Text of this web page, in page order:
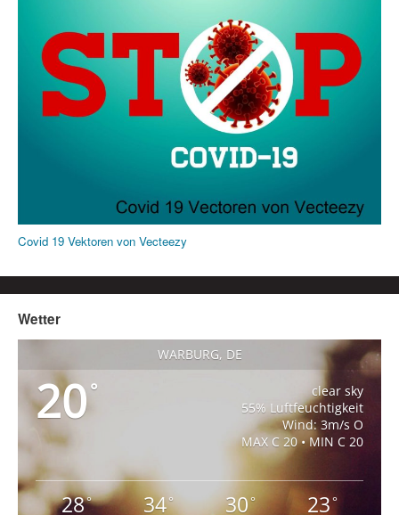
Covid 19 Vektoren von Vecteezy
Wetter
WARBURG, DE
20°
clear sky
55% Luftfeuchtigkeit
Wind: 3m/s O
MAX C 20 • MIN C 20
28° 34° 30° 23°